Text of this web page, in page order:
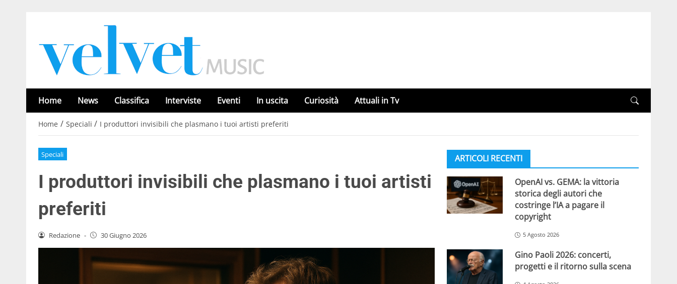
Home News Classifica Interviste Eventi In uscita Curiosità Attuali in Tv
Home / Speciali / I produttori invisibili che plasmano i tuoi artisti preferiti
Speciali
I produttori invisibili che plasmano i tuoi artisti
preferiti
Redazione - 30 Giugno 2026
ARTICOLI RECENTI
OpenAI vs. GEMA: la vittoria
storica degli autori che
costringe l’IA a pagare il
copyright
5 Agosto 2026
Gino Paoli 2026: concerti,
progetti e il ritorno sulla scena